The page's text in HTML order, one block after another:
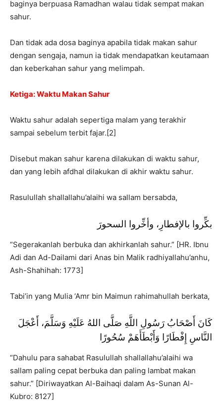
baginya berpuasa Ramadhan walau tidak sempat makan
sahur.
Dan tidak ada dosa baginya apabila tidak makan sahur
dengan sengaja, namun ia tidak mendapatkan keutamaan
dan keberkahan sahur yang melimpah.
Ketiga: Waktu Makan Sahur
Waktu sahur adalah sepertiga malam yang terakhir
sampai sebelum terbit fajar.[2]
Disebut makan sahur karena dilakukan di waktu sahur,
dan yang lebih afdhal dilakukan di akhir waktu sahur.
Rasulullah shallallahu’alaihi wa sallam bersabda,
بكِّروا بالإفطارِ، وأخِّروا السحورَ
“Segerakanlah berbuka dan akhirkanlah sahur.” [HR. Ibnu
Adi dan Ad-Dailami dari Anas bin Malik radhiyallahu’anhu,
Ash-Shahihah: 1773]
Tabi’in yang Mulia ‘Amr bin Maimun rahimahullah berkata,
كَانَ أَصْحَابُ رَسُولِ اللَّهِ صَلَّى اللهُ عَلَيْهِ وَسَلَّمَ، أَعْجَلَ
النَّاسِ إِفْطَارًا وَأَبْطَأَهَمْ سُحُورًا
“Dahulu para sahabat Rasulullah shallallahu’alaihi wa
sallam paling cepat berbuka dan paling lambat makan
sahur.” [Diriwayatkan Al-Baihaqi dalam As-Sunan Al-
Kubro: 8127]